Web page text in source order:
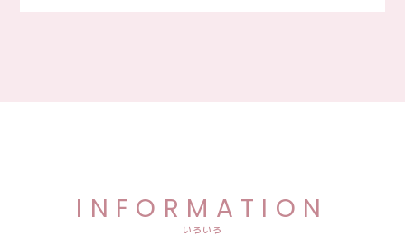
INFORMATION
いろいろ